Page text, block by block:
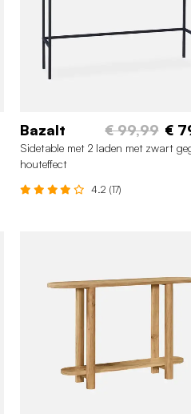
Bazalt € 99,99 €
Sidetable met 2 laden met zwart
houteffect
4.2 (17)